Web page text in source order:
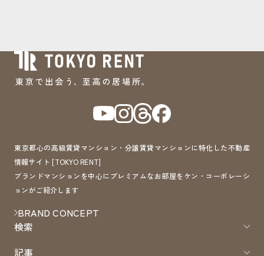
東京都心の高級賃貸マンション・分譲賃貸マンションに特化した不動産
情報サイト [TOKYO RENT]
ブランドマンションを中心にプレミアムなお部屋をケン・コーポレーシ
ョンがご紹介します
BRAND CONCEPT
検索
記事